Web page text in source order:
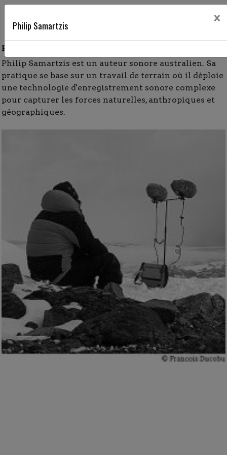
Philip Samartzis
Philip Samartzis
×
Philip Samartzis est un auteur sonore australien. Sa
pratique se base sur un travail de terrain où il déploie
une technologie d'enregistrement sonore complexe
pour capturer les forces naturelles, anthropiques et
géographiques.